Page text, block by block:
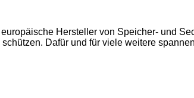
Hersteller von Speicher- und
Dafür und für viele weitere